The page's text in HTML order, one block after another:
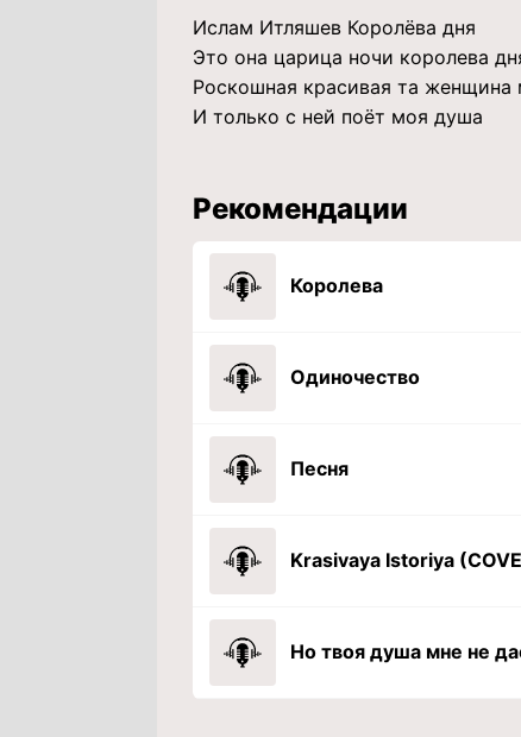
Ислам Итляшев Королёва дня
Это она царица ночи королева
Роскошная красивая та женщина
И только с ней поёт моя душа
Рекомендации
Королева
Одиночество
Песня
Krasivaya Istoriya